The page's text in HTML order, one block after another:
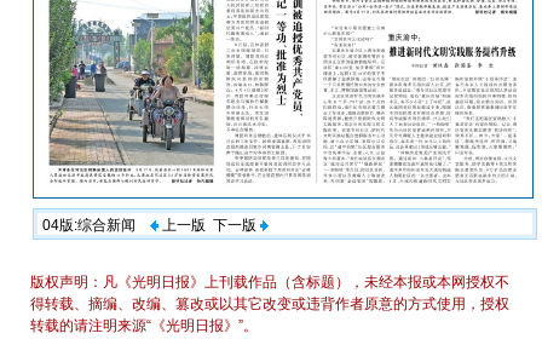
04版:综合新闻 上一版 下一版